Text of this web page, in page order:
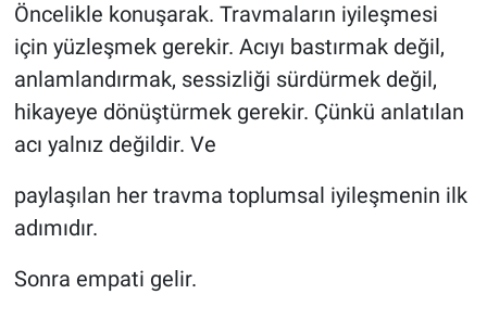
Öncelikle konuşarak. Travmaların iyileşmesi
için yüzleşmek gerekir. Acıyı bastırmak değil,
anlamlandırmak, sessizliği sürdürmek değil,
hikayeye dönüştürmek gerekir. Çünkü anlatılan
acı yalnız değildir. Ve
paylaşılan her travma toplumsal iyileşmenin ilk
adımıdır.
Sonra empati gelir.